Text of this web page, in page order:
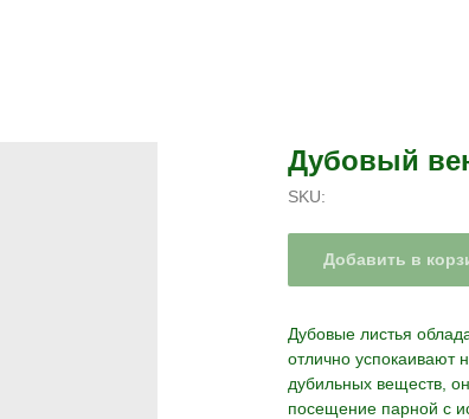
Дубовый
SKU:
Добавить в
Дубовые листья
отлично успокаивают
дубильных веществ,
посещение парной с